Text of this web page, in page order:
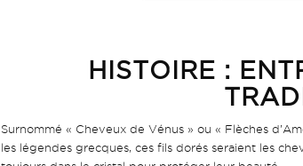
HISTOIRE :
Surnommé « Cheveux de Vénus » ou « Flèches
les légendes grecques, ces fils dorés seraient les